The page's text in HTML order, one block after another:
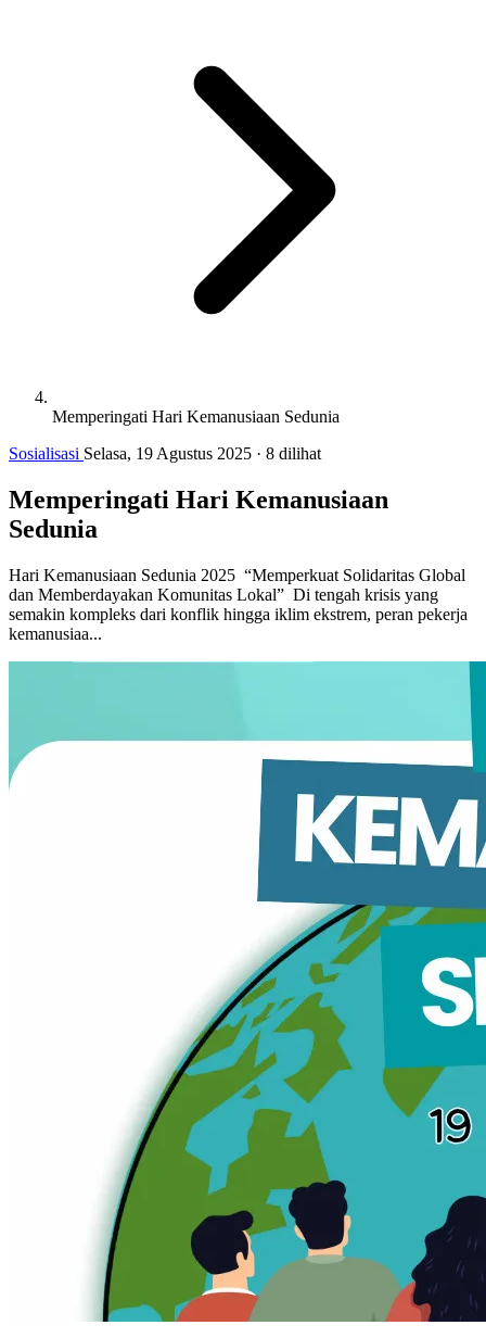
Memperingati Hari Kemanusiaan Sedunia
Sosialisasi Selasa, 19 Agustus 2025 · 8 dilihat
Memperingati Hari Kemanusiaan
Sedunia
Hari Kemanusiaan Sedunia 2025 “Memperkuat Solidaritas Global
dan Memberdayakan Komunitas Lokal” Di tengah krisis yang
semakin kompleks dari konflik hingga iklim ekstrem, peran pekerja
kemanusiaa...